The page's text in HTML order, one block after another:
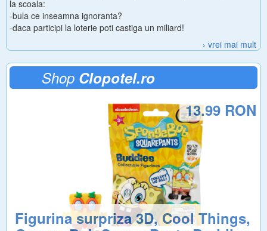
la scoala:
-bula ce inseamna ignoranta?
-daca participi la loterie poti castiga un miliard!
› vrei mai mult
Shop Clopotel.ro
Figurina surpriza 3D, Cool Things,
13.99 RON